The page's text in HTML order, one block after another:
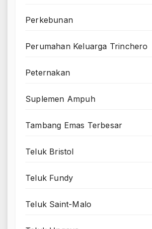
Perkebunan
Perumahan Keluarga Trinchero
Peternakan
Suplemen Ampuh
Tambang Emas Terbesar
Teluk Bristol
Teluk Fundy
Teluk Saint-Malo